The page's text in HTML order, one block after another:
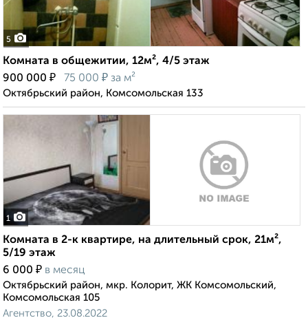
5
Комната в общежитии, 12м², 4/5 этаж
900 000 ₽ 75 000 ₽ за м²
Октябрьский район, Комсомольская 133
1
Комната в 2-к квартире, на длительный срок, 21м²,
5/19 этаж
6 000 ₽ в месяц
Октябрьский район, мкр. Колорит, ЖК Комсомольский,
Комсомольская 105
Агентство, 23.08.2022